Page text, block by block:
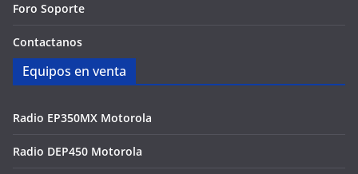
Foro Soporte
Contactanos
Equipos en venta
Radio EP350MX Motorola
Radio DEP450 Motorola